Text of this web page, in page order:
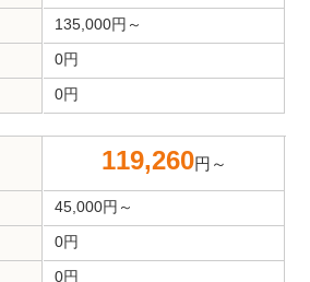
135,000円～
0円
0円
119,260円～
45,000円～
0円
0円